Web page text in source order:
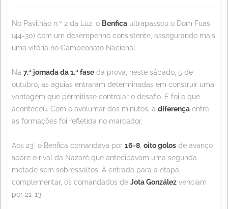
No Pavilhão n.º 2 da Luz, o Benfica ultrapassou o Dom Fuas
(44-30) com um desempenho consistente, assegurando mais
uma vitória no Campeonato Nacional.
Na 7.ª jornada da 1.ª fase da prova, neste sábado, 5 de
outubro, as águias entraram determinadas em construir uma
vantagem que permitisse controlar o desafio. E foi o que
aconteceu. Com o avolumar dos minutos, a diferença entre
as formações foi refletida no marcador.
Aos 23', o Benfica comandava por 16-8 oito golos de avanço
sobre o rival da Nazaré que antecipavam uma segunda
metade sem sobressaltos. À entrada para a etapa
complementar, os comandados de Jota González venciam
por 21-13.